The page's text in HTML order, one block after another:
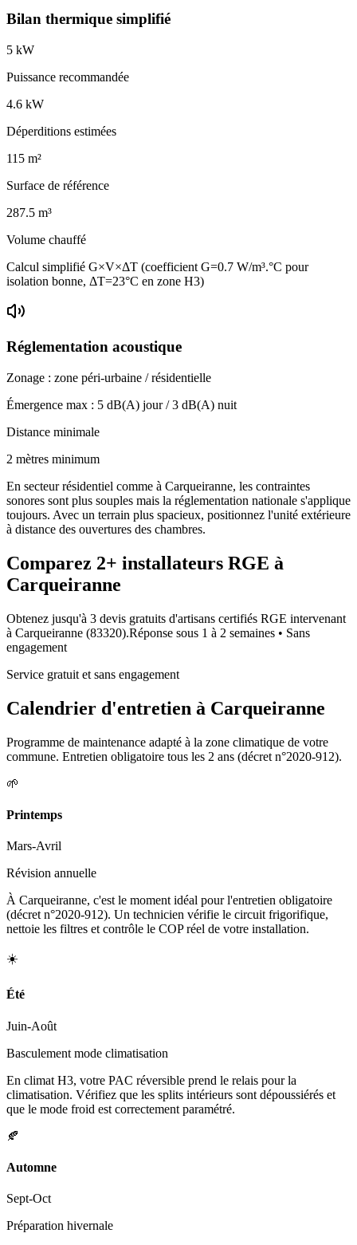
Bilan thermique simplifié
5 kW
Puissance recommandée
4.6 kW
Déperditions estimées
115 m²
Surface de référence
287.5 m³
Volume chauffé
Calcul simplifié G×V×ΔT (coefficient G=0.7 W/m³.°C pour
isolation bonne, ΔT=23°C en zone H3)
Réglementation acoustique
Zonage : zone péri-urbaine / résidentielle
Émergence max : 5 dB(A) jour /3 dB(A) nuit
Distance minimale
2 mètres minimum
En secteur résidentiel comme à Carqueiranne, les contraintes
sonores sont plus souples mais la réglementation nationale s'applique
toujours. Avec un terrain plus spacieux, positionnez l'unité extérieure
à distance des ouvertures des chambres.
Comparez 2+ installateurs RGE à
Carqueiranne
Obtenez jusqu'à 3 devis gratuits d'artisans certifiés RGE intervenant
à Carqueiranne (83320).Réponse sous 1 à 2 semaines • Sans
engagement
Service gratuit et sans engagement
Calendrier d'entretien à Carqueiranne
Programme de maintenance adapté à la zone climatique de votre
commune. Entretien obligatoire tous les 2 ans (décret n°2020-912).
🌱
Printemps
Mars-Avril
Révision annuelle
À Carqueiranne, c'est le moment idéal pour l'entretien obligatoire
(décret n°2020-912). Un technicien vérifie le circuit frigorifique,
nettoie les filtres et contrôle le COP réel de votre installation.
☀️
Été
Juin-Août
Basculement mode climatisation
En climat H3, votre PAC réversible prend le relais pour la
climatisation. Vérifiez que les splits intérieurs sont dépoussiérés et
que le mode froid est correctement paramétré.
🍂
Automne
Sept-Oct
Préparation hivernale